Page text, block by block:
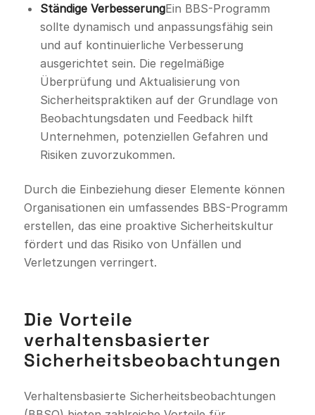
Ständige VerbesserungEin BBS-Programm
sollte dynamisch und anpassungsfähig sein
und auf kontinuierliche Verbesserung
ausgerichtet sein. Die regelmäßige
Überprüfung und Aktualisierung von
Sicherheitspraktiken auf der Grundlage von
Beobachtungsdaten und Feedback hilft
Unternehmen, potenziellen Gefahren und
Risiken zuvorzukommen.
Durch die Einbeziehung dieser Elemente können
Organisationen ein umfassendes BBS-Programm
erstellen, das eine proaktive Sicherheitskultur
fördert und das Risiko von Unfällen und
Verletzungen verringert.
Die Vorteile
verhaltensbasierter
Sicherheitsbeobachtungen
Verhaltensbasierte Sicherheitsbeobachtungen